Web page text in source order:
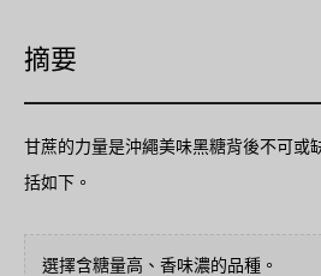
摘要
甘蔗的力量是沖繩美味黑糖背後不可或
括如下。
選擇含糖量高、香味濃的品種。